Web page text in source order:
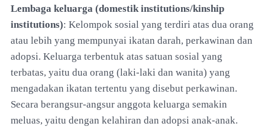
Lembaga keluarga (domestik institutions/kinship
institutions): Kelompok sosial yang terdiri atas dua orang
atau lebih yang mempunyai ikatan darah, perkawinan dan
adopsi. Keluarga terbentuk atas satuan sosial yang
terbatas, yaitu dua orang (laki-laki dan wanita) yang
mengadakan ikatan tertentu yang disebut perkawinan.
Secara berangsur-angsur anggota keluarga semakin
meluas, yaitu dengan kelahiran dan adopsi anak-anak.